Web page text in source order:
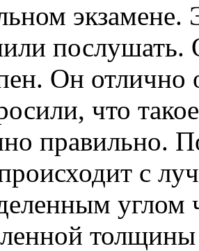
послушать.
Он отлично
что
правильно.
с
углом
толщины